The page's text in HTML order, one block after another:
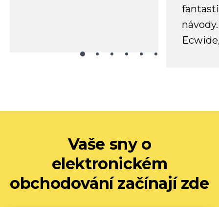
Vaše sny o
elektronickém
obchodování začínají zde